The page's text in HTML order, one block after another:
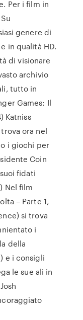
Per i film in
genere di
in qualità HD.
di visionare
archivio
tutto in
Games: Il
Katniss
ora nel
i giochi per
Coin
fidati
Nel film
– Parte 1,
si trova
i
della
e i consigli
le sue ali in